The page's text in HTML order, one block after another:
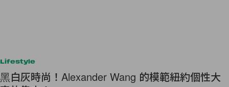
Lifestyle
黑白灰時尚！Alexander Wang 的模範紐約個性大